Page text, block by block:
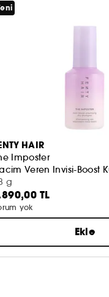
HAIR
Imposter
Veren Invisi-Boost
g
TL
yok
Ekle